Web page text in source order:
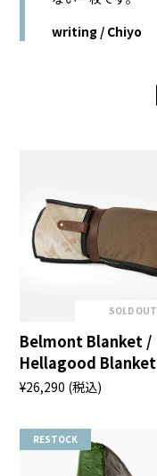
writing / Chiyo
SOLD OUT
Belmont Blanket /
Hellagood Blanket
¥26,290 (税込)
RESTOCK